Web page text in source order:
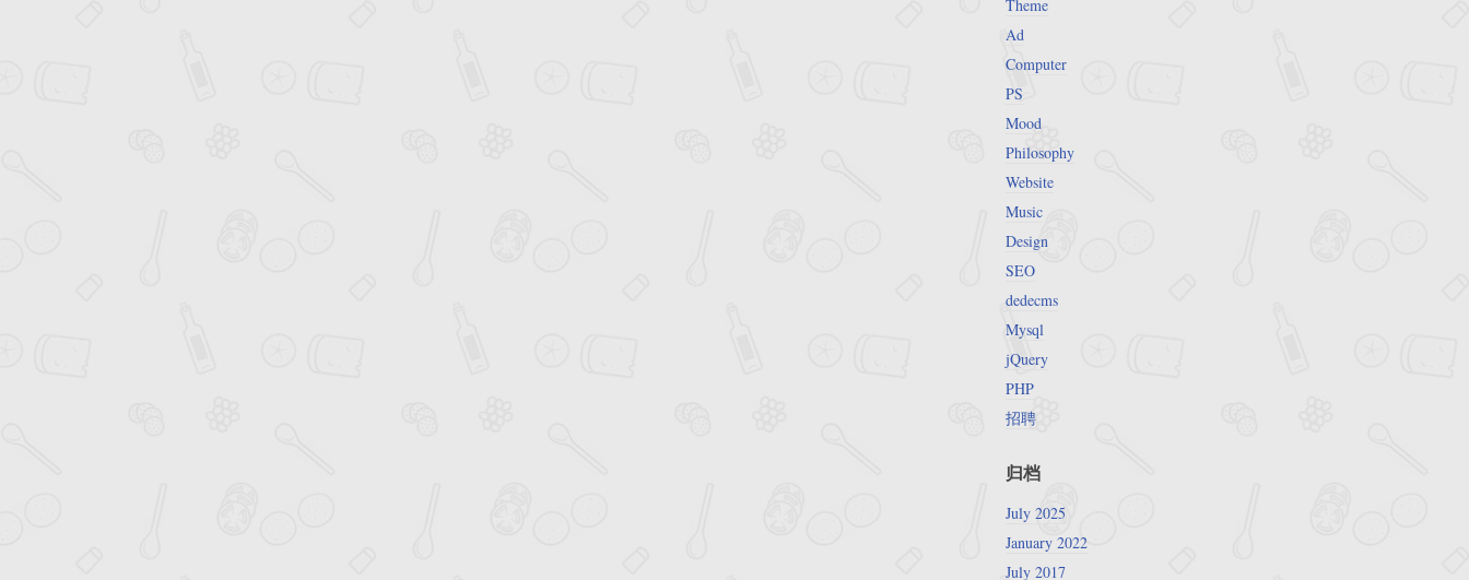
Theme
Ad
Computer
PS
Mood
Philosophy
Website
Music
Design
SEO
dedecms
Mysql
jQuery
PHP
招聘
归档
July 2025
January 2022
July 2017